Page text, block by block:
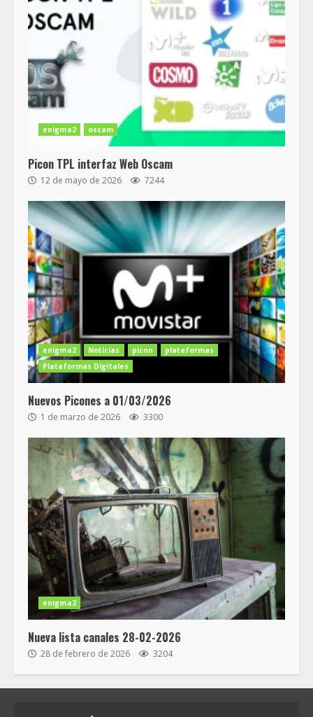
enigma2 oscam
Picon TPL interfaz Web Oscam
12 de mayo de 2026 7244
enigma2 Noticias picon
plataformas
Plataformas Digitales
Nuevos Picones a 01/03/2026
1 de marzo de 2026 3300
enigma2
Nueva lista canales 28-02-2026
28 de febrero de 2026 3204